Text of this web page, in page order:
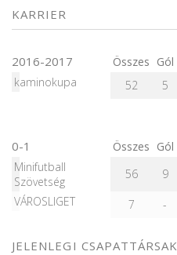
KARRIER
2016-2017 Összes Gól
kaminokupa
52 5
0-1 Összes Gól
Minifutball
Szövetség
56 9
VÁROSLIGET
7 -
JELENLEGI CSAPATTÁRSAK